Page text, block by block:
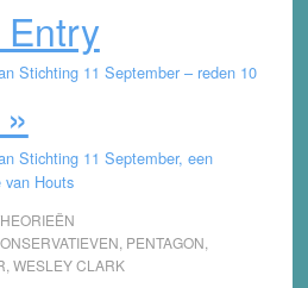
Stichting 11 September – reden 10
Stichting 11 September, een
van Houts
PENTAGON
WESLEY CLARK